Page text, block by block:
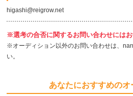
higashi@reigrow.net
※選考の合否に関するお問い合わせにはお
※オーディション以外のお問い合わせは、
い。
あなたにおすすめの